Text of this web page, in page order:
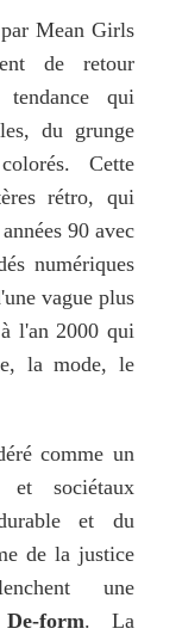
Mean Girls
de retour
qui
du grunge
Cette
rétro, qui
90 avec
numériques
vague plus
l'an 2000 qui
la mode, le
comme un
et sociétaux
et du
de la justice
une
De-form. La